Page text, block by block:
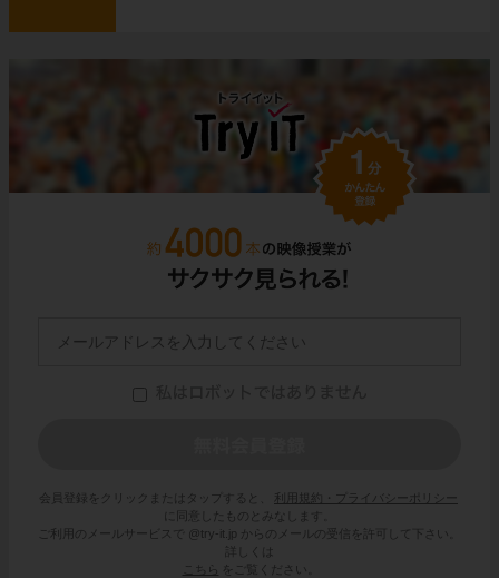
会員登録をクリックまたはタップすると、
利用規約・プライバシーポリシー
に同意したものとみなします。
ご利用のメールサービスで @try-it.jp からのメールの受信を許可して下さい。
詳しくは
こちら
をご覧ください。